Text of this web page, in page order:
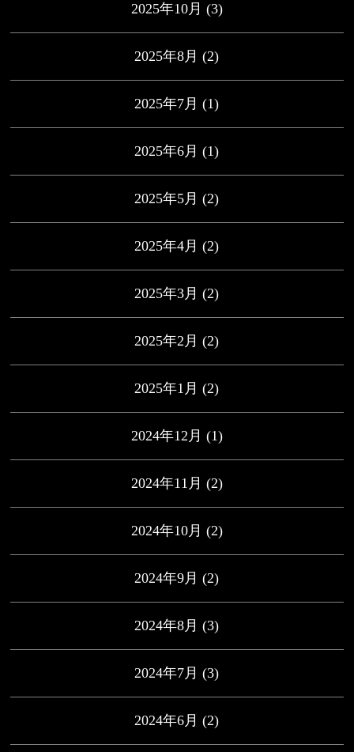
2025年10月 (3)
2025年8月 (2)
2025年7月 (1)
2025年6月 (1)
2025年5月 (2)
2025年4月 (2)
2025年3月 (2)
2025年2月 (2)
2025年1月 (2)
2024年12月 (1)
2024年11月 (2)
2024年10月 (2)
2024年9月 (2)
2024年8月 (3)
2024年7月 (3)
2024年6月 (2)